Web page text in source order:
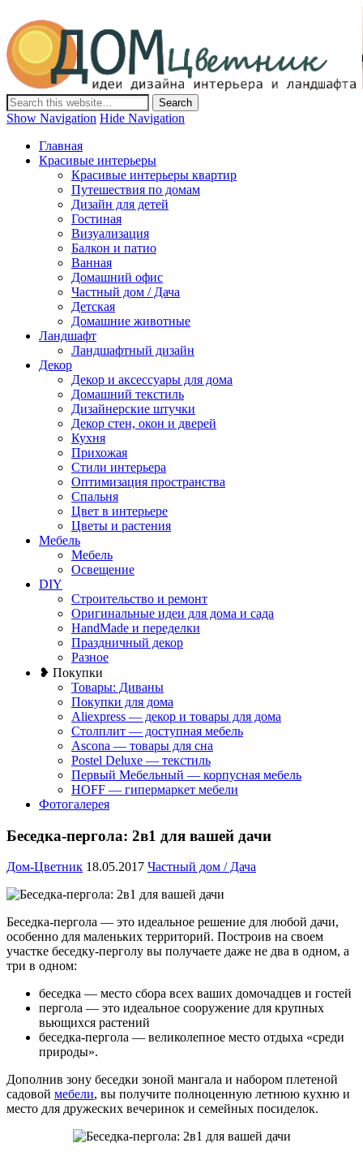
Дом-Цветник
Дизайн интерьера и ландшафта, декор и обустройство дома.
Идеи со всего мира.
Show Navigation Hide Navigation
Главная
Красивые интерьеры
Красивые интерьеры квартир
Путешествия по домам
Дизайн для детей
Гостиная
Визуализация
Балкон и патио
Ванная
Домашний офис
Частный дом / Дача
Детская
Домашние животные
Ландшафт
Ландшафтный дизайн
Декор
Декор и аксессуары для дома
Домашний текстиль
Дизайнерские штучки
Декор стен, окон и дверей
Кухня
Прихожая
Стили интерьера
Оптимизация пространства
Спальня
Цвет в интерьере
Цветы и растения
Мебель
Мебель
Освещение
DIY
Строительство и ремонт
Оригинальные идеи для дома и сада
HandMade и переделки
Праздничный декор
Разное
❥ Покупки
Товары: Диваны
Покупки для дома
Aliexpress — декор и товары для дома
Столплит — доступная мебель
Ascona — товары для сна
Postel Deluxe — текстиль
Первый Мебельный — корпусная мебель
HOFF — гипермаркет мебели
Фотогалерея
Беседка-пергола: 2в1 для вашей дачи
Дом-Цветник 18.05.2017 Частный дом / Дача
Беседка-пергола — это идеальное решение для любой дачи,
особенно для маленьких территорий. Построив на своем
участке беседку-перголу вы получаете даже не два в одном, а
три в одном:
беседка — место сбора всех ваших домочадцев и гостей
пергола — это идеальное сооружение для крупных
вьющихся растений
беседка-пергола — великолепное место отдыха «среди
природы».
Дополнив зону беседки зоной мангала и набором плетеной
садовой мебели, вы получите полноценную летнюю кухню и
место для дружеских вечеринок и семейных посиделок.